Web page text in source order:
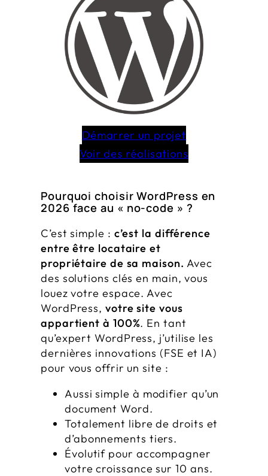
Démarrer un projet
Voir des réalisations
Pourquoi choisir WordPress en
2026 face au « no-code » ?
C’est simple : c’est la différence
entre être locataire et
propriétaire de sa maison. Avec
des solutions clés en main, vous
louez votre espace. Avec
WordPress,votre site vous
appartient à 100%. En tant
qu’expert WordPress, j’utilise les
dernières innovations (FSE et IA)
pour vous offrir un site :
Aussi simple à modifier qu’un
document Word.
Totalement libre de droits et
d’abonnements tiers.
Évolutif pour accompagner
votre croissance sur 10 ans.